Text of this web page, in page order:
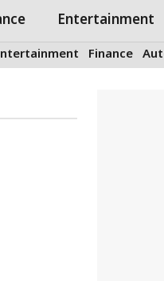
Entertainment
Finance